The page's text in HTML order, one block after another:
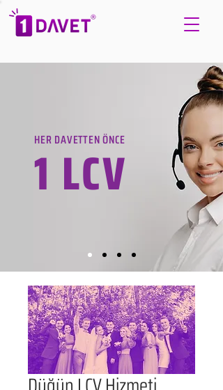
HER DAVETTEN ÖNCE
1 LCV